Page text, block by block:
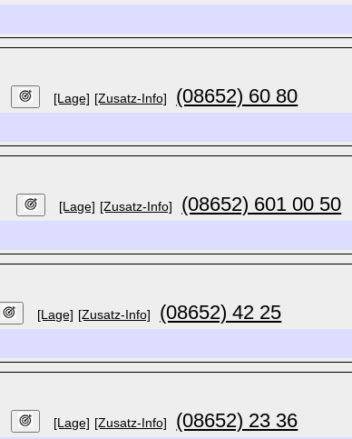
[Lage] [Zusatz-Info] (08652) 60 80
[Lage] [Zusatz-Info] (08652) 601 00 50
[Lage] [Zusatz-Info] (08652) 42 25
[Lage] [Zusatz-Info] (08652) 23 36